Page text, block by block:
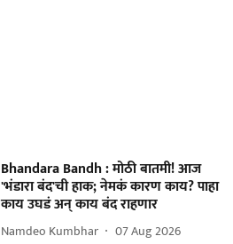
Bhandara Bandh : मोठी बातमी! आज
'भंडारा बंद'ची हाक; नेमकं कारण काय? पाहा
काय उघडं अन् काय बंद राहणार
Namdeo Kumbhar 07 Aug 2026